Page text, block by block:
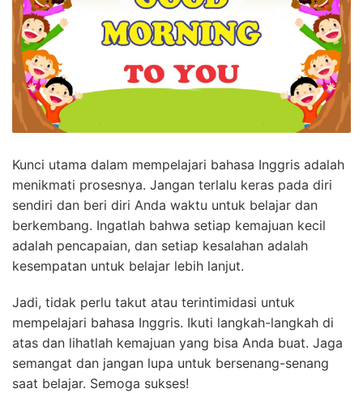
Kunci utama dalam mempelajari bahasa Inggris adalah
menikmati prosesnya. Jangan terlalu keras pada diri
sendiri dan beri diri Anda waktu untuk belajar dan
berkembang. Ingatlah bahwa setiap kemajuan kecil
adalah pencapaian, dan setiap kesalahan adalah
kesempatan untuk belajar lebih lanjut.
Jadi, tidak perlu takut atau terintimidasi untuk
mempelajari bahasa Inggris. Ikuti langkah-langkah di
atas dan lihatlah kemajuan yang bisa Anda buat. Jaga
semangat dan jangan lupa untuk bersenang-senang
saat belajar. Semoga sukses!